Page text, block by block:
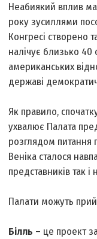
Неабиякий вплив
року зусиллями
Конгресі створено
налічує близько 40
американських
державі
Як правило,
ухвалює Палата
розглядом питання
Веніка сталося
представників так
Палати можуть
Білль – це проект